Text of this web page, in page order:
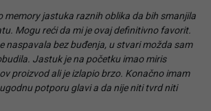
memory jastuka raznih oblika da bih smanjila
Mogu reći da mi je ovaj definitivno favorit.
naspavala bez buđenja, u stvari možda sam
Jastuk je na početku imao miris
proizvod ali je izlapio brzo. Konačno imam
potporu glavi a da nije niti tvrd niti